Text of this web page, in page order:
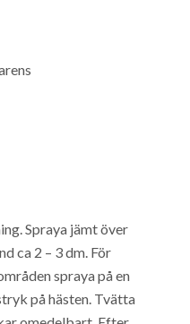
Spraya jämt över
ca 2 – 3 dm. För
spraya på en
på hästen. Tvätta